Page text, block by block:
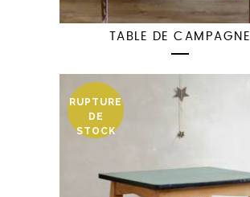
TABLE DE CAMPAGNE
RUPTURE
DE
STOCK